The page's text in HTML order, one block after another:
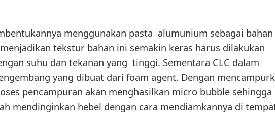
menggunakan pasta alumunium sebagai bahan
tekstur bahan ini semakin keras harus dilakukan
suhu dan tekanan yang tinggi. Sementara CLC dalam
yang dibuat dari foam agent. Dengan
pencampuran akan menghasilkan micro bubble sehingga
mendinginkan hebel dengan cara mendiamkannya di